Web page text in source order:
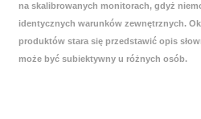
na skalibrowanych monitorach, gdyż
identycznych warunków zewnętrznych.
produktów stara się przedstawić opis
może być subiektywny u różnych osób.